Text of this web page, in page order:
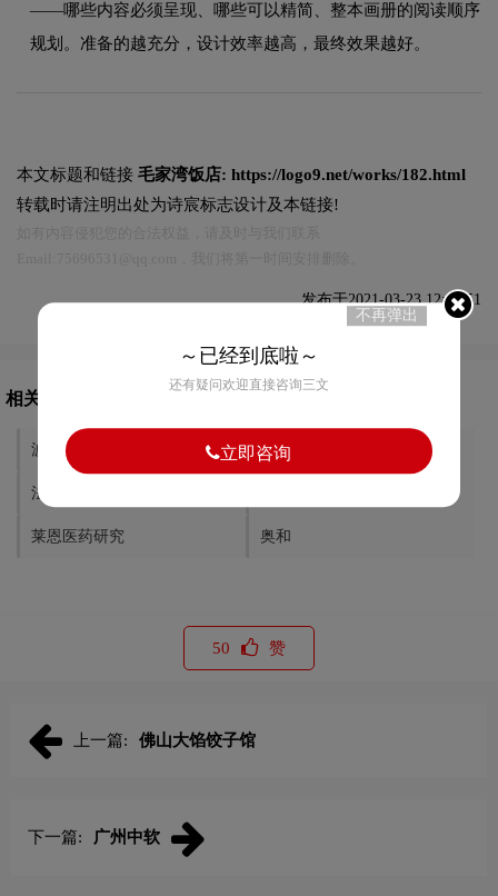
——哪些内容必须呈现、哪些可以精简、整本画册的阅读顺序
规划。准备的越充分，设计效率越高，最终效果越好。
本文标题和链接 毛家湾饭店: https://logo9.net/works/182.html
转载时请注明出处为诗宸标志设计及本链接!
发布于2021-03-23 12:38:51
相关文章推荐
波尔多甜白 波尔多山坡
法国展团橡胶展
莱恩医药研究 奥和
50 赞
上一篇: 佛山大馅饺子馆
下一篇: 广州中软
不再弹出
～已经到底啦～
还有疑问欢迎直接咨询三文
立即咨询